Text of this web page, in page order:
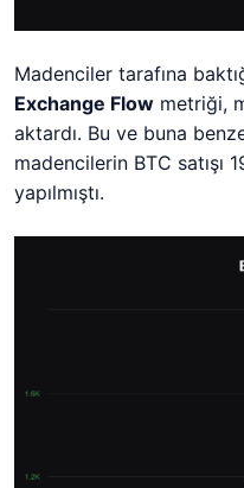
Madenciler tarafına
Exchange Flow metriği,
aktardı. Bu ve buna
madencilerin BTC satışı
yapılmıştı.